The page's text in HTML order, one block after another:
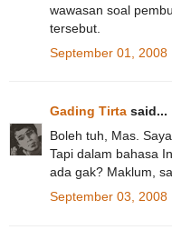
wawasan soal
tersebut.
September 01, 2008
Gading Tirta said...
Boleh tuh, Mas.
Tapi dalam bahasa
ada gak? Maklum,
September 03, 2008